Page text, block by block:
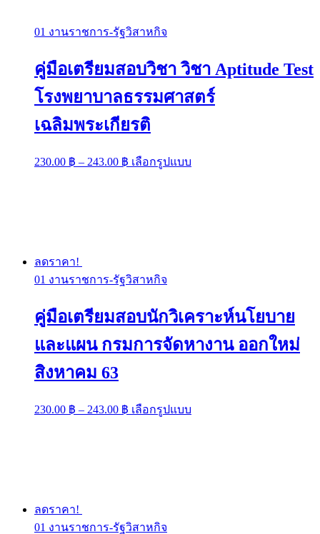
01 งานราชการ-รัฐวิสาหกิจ
คู่มือเตรียมสอบวิชา วิชา Aptitude Test
โรงพยาบาลธรรมศาสตร์
เฉลิมพระเกียรติ
230.00 ฿ – 243.00 ฿ Price
range:
เลือกรูปแบบ
product
product
page
ลดราคา!
01 งานราชการ-รัฐวิสาหกิจ
คู่มือเตรียมสอบนักวิเคราะห์นโยบาย
และแผน กรมการจัดหางาน ออกใหม่
สิงหาคม 63
230.00 ฿ – 243.00 ฿ Price
range:
เลือกรูปแบบ
product
ลดราคา!
01 งานราชการ-รัฐวิสาหกิจ